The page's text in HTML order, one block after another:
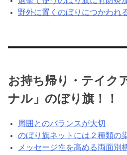
野外に置くのぼりにつかわれ
お持ち帰り・テイク
ナル」のぼり旗！！
周囲とのバランスが大切
のぼり旗ネットには２種類の
メッセージ性を高める両面別